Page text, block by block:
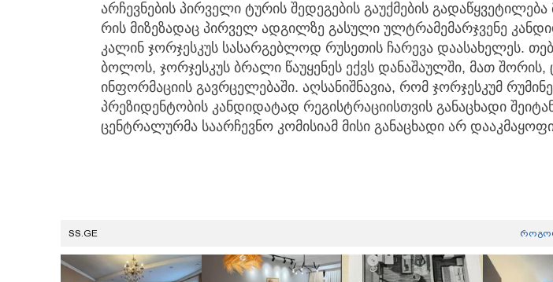
არჩევნების პირველი ტურის შედეგების გაუქმების
რის მიზეზადაც პირველ ადგილზე გასული ულტრამემარჯვენე
კალინ ჯორჯესკუს სასარგებლოდ რუსეთის ჩარევა დაასახელეს.
ბოლოს, ჯორჯესკუს ბრალი წაუყენეს ექვს დანაშაულში, მათ შორის,
ინფორმაციის გავრცელებაში. აღსანიშნავია, რომ ჯორჯესკუმ
პრეზიდენტობის კანდიდატად რეგისტრაციისთვის განაცხადი
ცენტრალურმა საარჩევნო კომისიამ მისი განაცხადი არ
SS.GE